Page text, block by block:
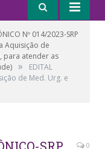
Nº 014/2023-SRP
Aquisição de
para atender as
»
EDITAL
de Med. Urg. e
SRP
0